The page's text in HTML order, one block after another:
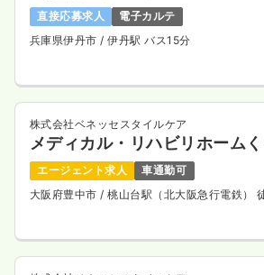
直接応募求人
電子カルテ
兵庫県伊丹市 / 伊丹駅 バス15分
株式会社ベネッセスタイルケア
メディカル・リハビリホーム
エージェント求人
車通勤可
大阪府豊中市 / 桃山台駅（北大阪急行電鉄）